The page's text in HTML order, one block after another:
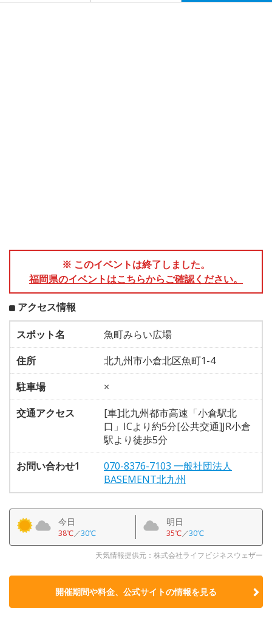
※ このイベントは終了しました。
福岡県のイベントはこちらからご確認ください。
アクセス情報
スポット名
魚町みらい広場
住所
北九州市小倉北区魚町1-4
駐車場
×
交通アクセス
[車]北九州都市高速「小倉駅北
口」ICより約5分[公共交通]JR小倉
駅より徒歩5分
お問い合わせ1
070-8376-7103 一般社団法人
BASEMENT北九州
今日
38℃／30℃
明日
35℃／30℃
天気情報提供元：株式会社ライフビジネスウェザー
開催期間や料金、公式サイトの情報を見る